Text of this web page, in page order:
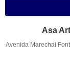
Asa
Avenida Marechal